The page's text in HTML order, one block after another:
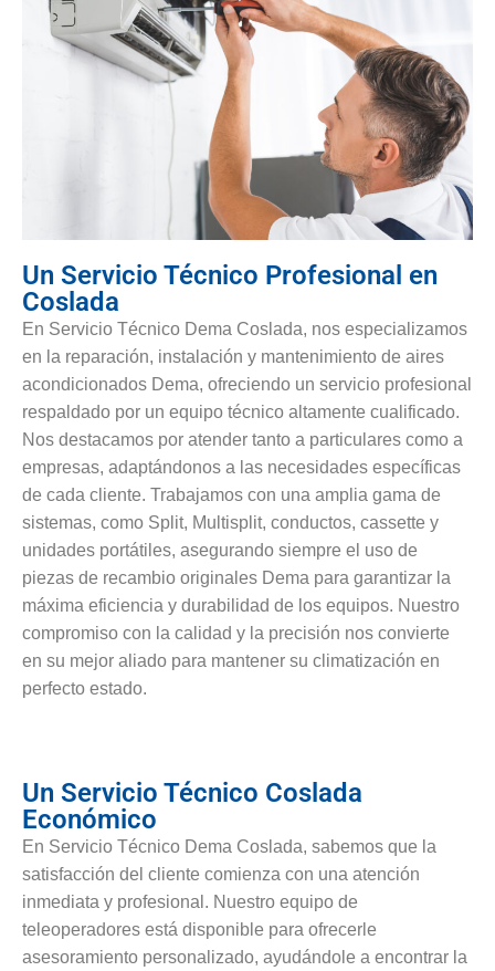
Un Servicio Técnico Profesional en
Coslada
En Servicio Técnico Dema Coslada, nos especializamos
en la reparación, instalación y mantenimiento de aires
acondicionados Dema, ofreciendo un servicio profesional
respaldado por un equipo técnico altamente cualificado.
Nos destacamos por atender tanto a particulares como a
empresas, adaptándonos a las necesidades específicas
de cada cliente. Trabajamos con una amplia gama de
sistemas, como Split, Multisplit, conductos, cassette y
unidades portátiles, asegurando siempre el uso de
piezas de recambio originales Dema para garantizar la
máxima eficiencia y durabilidad de los equipos. Nuestro
compromiso con la calidad y la precisión nos convierte
en su mejor aliado para mantener su climatización en
perfecto estado.
Un Servicio Técnico Coslada
Económico
En Servicio Técnico Dema Coslada, sabemos que la
satisfacción del cliente comienza con una atención
inmediata y profesional. Nuestro equipo de
teleoperadores está disponible para ofrecerle
asesoramiento personalizado, ayudándole a encontrar la